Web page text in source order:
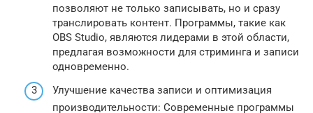
позволяют не только записывать, но и сразу
транслировать контент. Программы, такие как
OBS Studio, являются лидерами в этой области,
предлагая возможности для стриминга и записи
одновременно.
Улучшение качества записи и оптимизация
производительности: Современные программы